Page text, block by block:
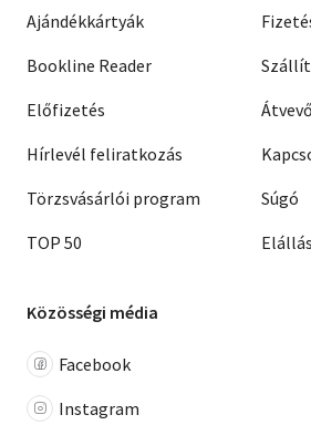
Ajándékkártyák
Bookline Reader
Előfizetés
Hírlevél feliratkozás
Törzsvásárlói program
TOP 50
Súgó
Elállás
Közösségi média
Facebook
Instagram